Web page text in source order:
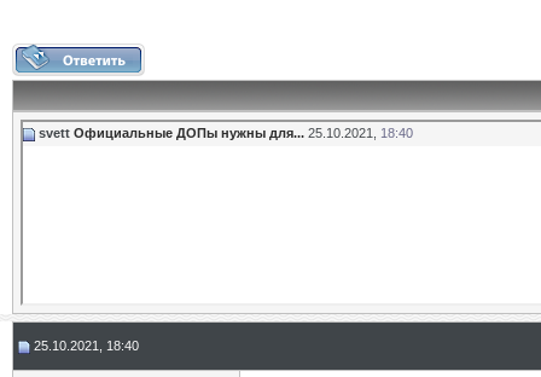
svett Официальные ДОПы нужны для... 25.10.2021, 18:40
25.10.2021, 18:40